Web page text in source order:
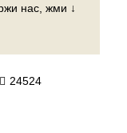
нас, жми ↓
24524